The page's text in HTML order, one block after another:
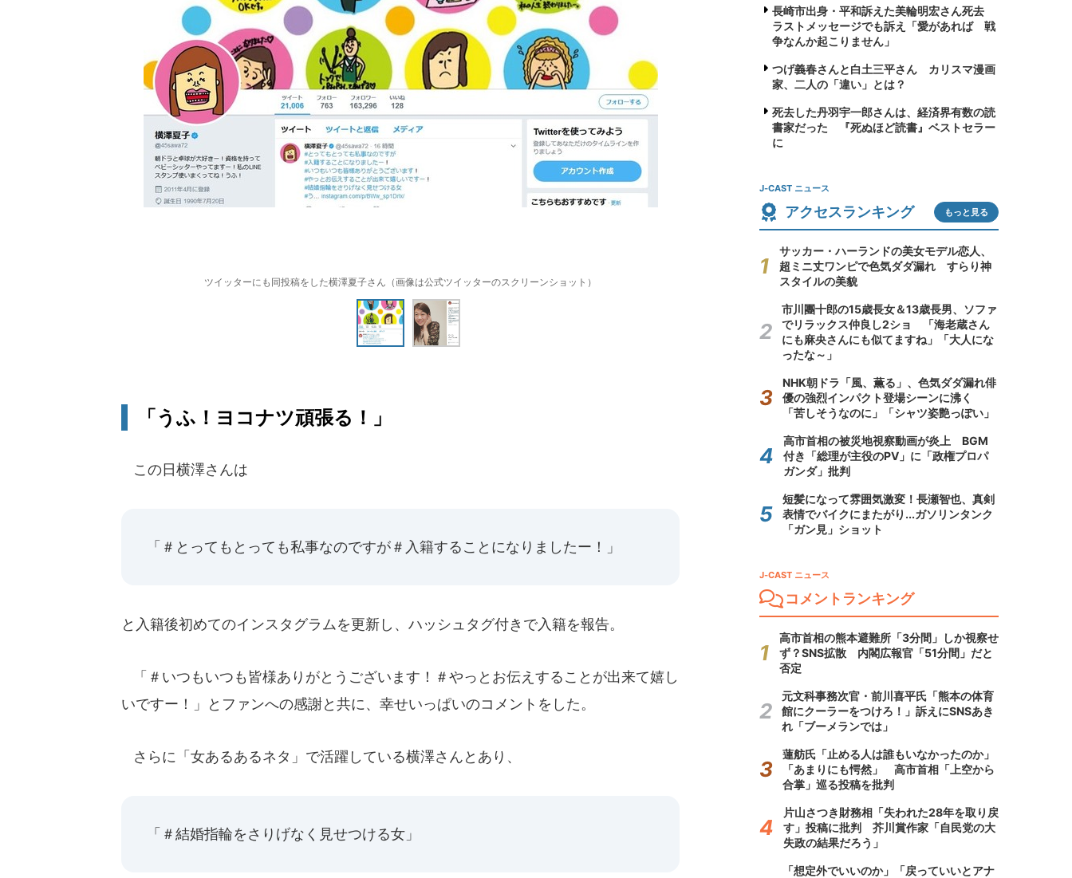
ツイッターにも同投稿をした横澤夏子さん（画像は公式ツイッターのスクリーンショット）
「うふ！ヨコナツ頑張る！」
この日横澤さんは
「＃とってもとっても私事なのですが＃入籍することになりましたー！」
と入籍後初めてのインスタグラムを更新し、ハッシュタグ付きで入籍を報告。
「＃いつもいつも皆様ありがとうございます！＃やっとお伝えすることが出来て嬉し
いですー！」とファンへの感謝と共に、幸せいっぱいのコメントをした。
さらに「女あるあるネタ」で活躍している横澤さんとあり、
「＃結婚指輪をさりげなく見せつける女」
長崎市出身・平和訴えた美輪明宏さん死去
ラストメッセージでも訴え「愛があれば 戦
争なんか起こりません」
つげ義春さんと白土三平さん カリスマ漫画
家、二人の「違い」とは？
死去した丹羽宇一郎さんは、経済界有数の読
書家だった 『死ぬほど読書』ベストセラー
に
J-CAST ニュース
アクセスランキング もっと見る
サッカー・ハーランドの美女モデル恋人、
超ミニ丈ワンピで色気ダダ漏れ すらり神
スタイルの美貌
市川團十郎の15歳長女＆13歳長男、ソファ
でリラックス仲良し2ショ 「海老蔵さん
にも麻央さんにも似てますね」「大人にな
ったな～」
NHK朝ドラ「風、薫る」、色気ダダ漏れ俳
優の強烈インパクト登場シーンに沸く
「苦しそうなのに」「シャツ姿艶っぽい」
高市首相の被災地視察動画が炎上 BGM
付き「総理が主役のPV」に「政権プロパ
ガンダ」批判
短髪になって雰囲気激変！長瀬智也、真剣
表情でバイクにまたがり...ガソリンタンク
「ガン見」ショット
J-CAST ニュース
コメントランキング
高市首相の熊本避難所「3分間」しか視察せ
ず？SNS拡散 内閣広報官「51分間」だと
否定
元文科事務次官・前川喜平氏「熊本の体育
館にクーラーをつけろ！」訴えにSNSあき
れ「ブーメランでは」
蓮舫氏「止める人は誰もいなかったのか」
「あまりにも愕然」 高市首相「上空から
合掌」巡る投稿を批判
片山さつき財務相「失われた28年を取り戻
す」投稿に批判 芥川賞作家「自民党の大
失政の結果だろう」
「想定外でいいのか」「戻っていいとアナ